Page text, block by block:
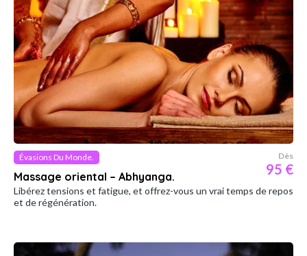
Évasions Du Monde.
Massage oriental – Abhyanga.
Dès
95 €
Libérez tensions et fatigue, et offrez-vous un vrai temps de repos
et de régénération.